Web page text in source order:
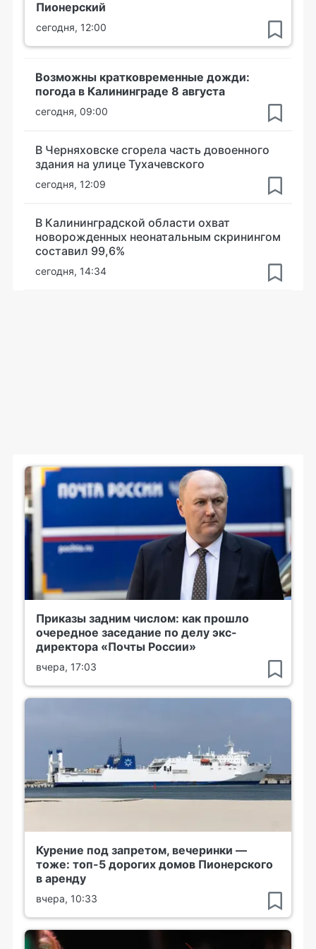
Пионерский
сегодня, 12:00
Возможны кратковременные дожди:
погода в Калининграде 8 августа
сегодня, 09:00
В Черняховске сгорела часть довоенного
здания на улице Тухачевского
сегодня, 12:09
В Калининградской области охват
новорожденных неонатальным скринингом
составил 99,6%
сегодня, 14:34
Приказы задним числом: как прошло
очередное заседание по делу экс-
директора «Почты России»
вчера, 17:03
Курение под запретом, вечеринки —
тоже: топ-5 дорогих домов Пионерского
в аренду
вчера, 10:33